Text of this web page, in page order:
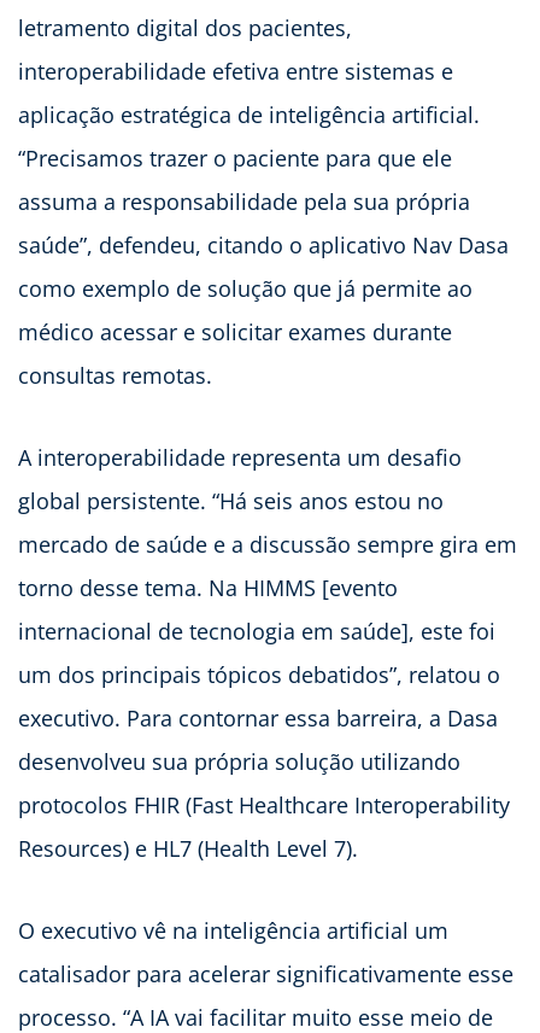
letramento digital dos pacientes,
interoperabilidade efetiva entre sistemas e
aplicação estratégica de inteligência artificial.
“Precisamos trazer o paciente para que ele
assuma a responsabilidade pela sua própria
saúde”, defendeu, citando o aplicativo Nav Dasa
como exemplo de solução que já permite ao
médico acessar e solicitar exames durante
consultas remotas.
A interoperabilidade representa um desafio
global persistente. “Há seis anos estou no
mercado de saúde e a discussão sempre gira em
torno desse tema. Na HIMMS [evento
internacional de tecnologia em saúde], este foi
um dos principais tópicos debatidos”, relatou o
executivo. Para contornar essa barreira, a Dasa
desenvolveu sua própria solução utilizando
protocolos FHIR (Fast Healthcare Interoperability
Resources) e HL7 (Health Level 7).
O executivo vê na inteligência artificial um
catalisador para acelerar significativamente esse
processo. “A IA vai facilitar muito esse meio de